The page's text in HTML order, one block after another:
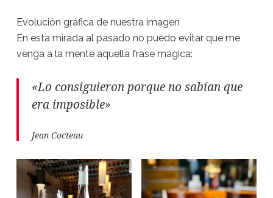
Evolución gráfica de nuestra imagen
En esta mirada al pasado no puedo evitar que me
venga a la mente aquella frase mágica:
«Lo consiguieron porque no sabían que
era imposible»
Jean Cocteau